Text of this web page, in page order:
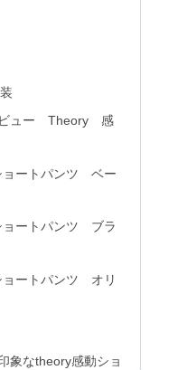
ビュー Theory 感
ートパンツ ベー
ートパンツ ブラ
ートパンツ オリ
象なtheory感動ショ